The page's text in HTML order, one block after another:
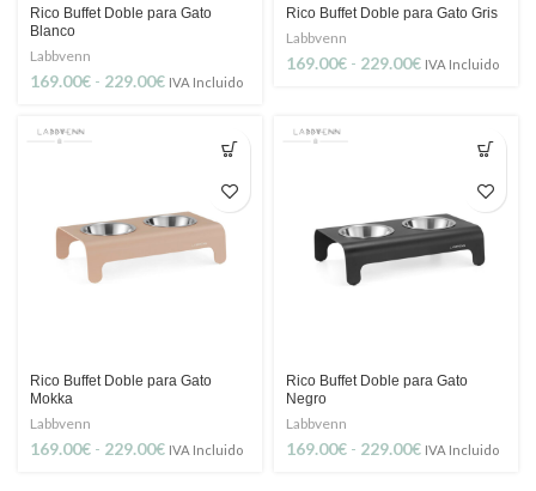
Rico Buffet Doble para Gato
Blanco
Labbvenn
169.00€ - 229.00€Rango
229.00€
IVA Incluido
Rico Buffet Doble para Gato Gris
Labbvenn
169.00€ - 229.00€Rango
169.00€
229.00€
IVA Incluido
Rico Buffet Doble para Gato
Mokka
Labbvenn
169.00€ - 229.00€Rango
IVA Incluido
Rico Buffet Doble para Gato
Negro
Labbvenn
169.00€ - 229.00€Rango
IVA Incluido